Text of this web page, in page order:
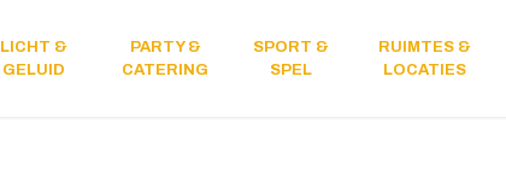
LICHT &
GELUID
PARTY &
CATERING
SPORT &
SPEL
RUIMTES &
LOCATIES